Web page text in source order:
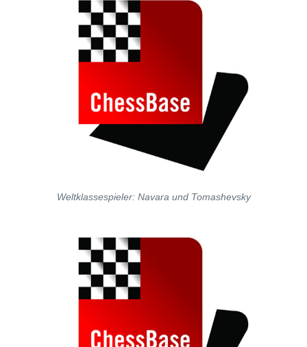
Weltklassespieler: Navara und Tomashevsky